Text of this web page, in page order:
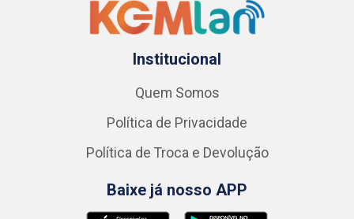
Institucional
Quem Somos
Política de Privacidade
Política de Troca e Devolução
Baixe já nosso APP